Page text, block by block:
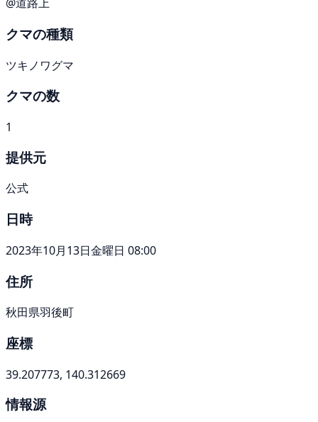
クマの種類
ツキノワグマ
クマの数
1
提供元
公式
日時
2023年10月13日金曜日 08:00
住所
秋田県羽後町
座標
39.207773, 140.312669
情報源